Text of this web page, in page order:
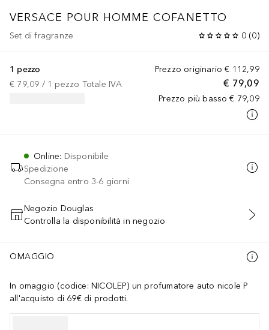
VERSACE POUR HOMME COFANETTO
Set di fragranze 0 (0)
Prezzo originario € 112,99
€ 79,09
Prezzo più basso € 79,09
1 pezzo
€ 79,09 / 1 pezzo Totale IVA
Online: Disponibile
Spedizione
Consegna entro 3-6 giorni
AGGIUNGI AL CARRELLO
Negozio Douglas
Controlla la disponibilità in negozio
OMAGGIO
In omaggio (codice: NICOLEP) un profumatore auto nicole P
all'acquisto di 69€ di prodotti.